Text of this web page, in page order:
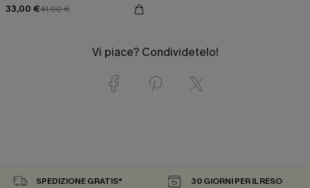
33,00 €41,00 €
Vi piace? Condividetelo!
SPEDIZIONE GRATIS* 30 GIORNI PER IL RESO